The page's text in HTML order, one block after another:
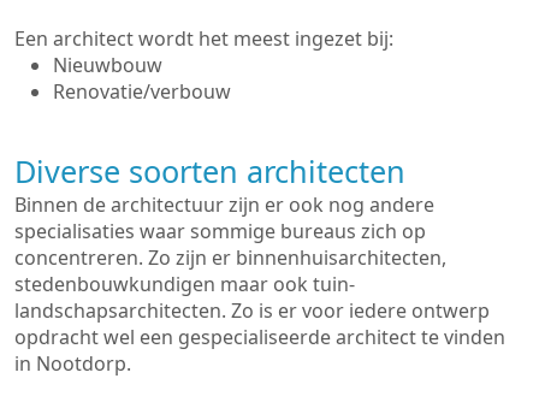
Een architect wordt het meest ingezet bij:
Nieuwbouw
Renovatie/verbouw
Diverse soorten architecten
Binnen de architectuur zijn er ook nog andere
specialisaties waar sommige bureaus zich op
concentreren. Zo zijn er binnenhuisarchitecten,
stedenbouwkundigen maar ook tuin-
landschapsarchitecten. Zo is er voor iedere ontwerp
opdracht wel een gespecialiseerde architect te vinden
in Nootdorp.